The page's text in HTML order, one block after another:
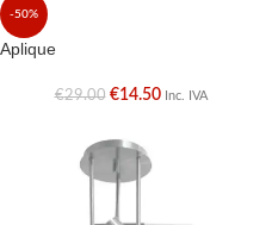
-50%
Aplique
€29.00 €14.50 Inc. IVA